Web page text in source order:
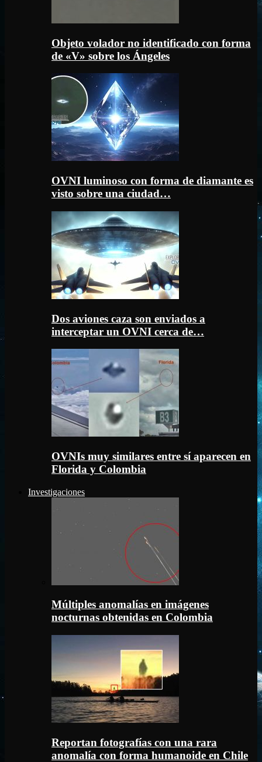
Objeto volador no identificado con forma
de «V» sobre los Ángeles
OVNI luminoso con forma de diamante es
visto sobre una ciudad…
Dos aviones caza son enviados a
interceptar un OVNI cerca de…
OVNIs muy similares entre sí aparecen en
Florida y Colombia
Investigaciones
Múltiples anomalías en imágenes
nocturnas obtenidas en Colombia
Reportan fotografías con una rara
anomalía con forma humanoide en Chile